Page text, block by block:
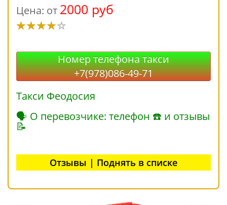
Цена: от 2000 руб
Номер телефона такси
+7(978)086-49-71
Такси Феодосия
🗣 О перевозчике: телефон ☎ и отзывы
📝
Отзывы | Поднять в списке